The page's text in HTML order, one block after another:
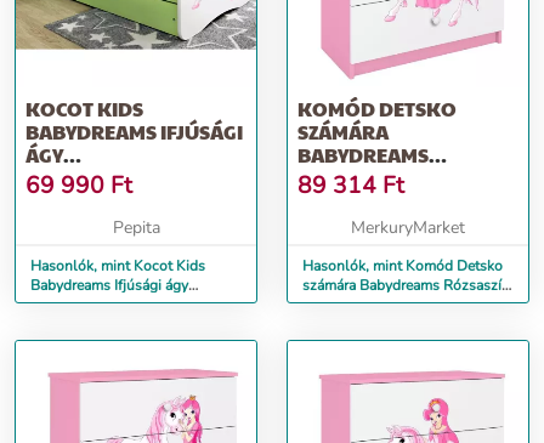
KOCOT KIDS
BABYDREAMS IFJÚSÁGI
ÁGY
ÁGYNEMŰTARTÓVAL -
HERCEGNŐ LOV...
69 990 Ft
Pepita
Hasonlók, mint Kocot Kids
Babydreams Ifjúsági ágy
ágyneműtartóval - Hercegnő
KOMÓD DETSKO
SZÁMÁRA
BABYDREAMS
RÓZSASZÍN –
HERCEGNŐ 1
89 314 Ft
MerkuryMarket
Hasonlók, mint Komód Detsko
számára Babydreams Rózsaszín
– Hercegnő 1